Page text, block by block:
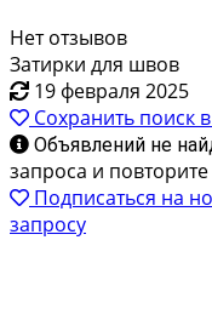
Нет отзывов
Затирки для швов
19 февраля 2025
Сохранить поиск
Объявлений не
запроса и
Подписаться на
запросу